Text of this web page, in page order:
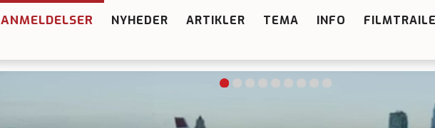
ANMELDELSER NYHEDER ARTIKLER TEMA INFO